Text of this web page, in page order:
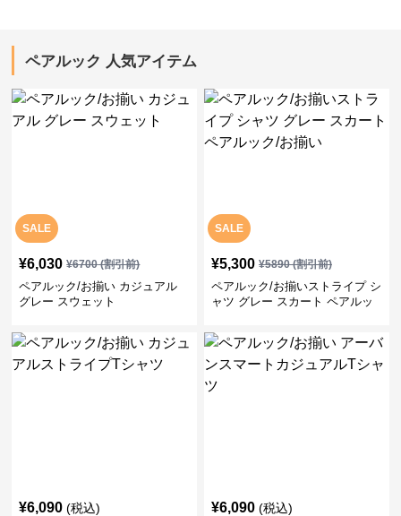
ペアルック 人気アイテム
SALE
¥6,030 ¥6700(割引前)
ペアルック/お揃い カジュアル
グレー スウェット
SALE
¥5,300 ¥5890(割引前)
ペアルック/お揃いストライプ シ
ャツ グレー スカート ペアルッ
¥6,090 (税込) ¥6,090 (税込)